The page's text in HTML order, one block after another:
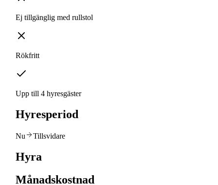
Ej tillgänglig med rullstol
Rökfritt
Upp till 4 hyresgäster
Hyresperiod
Nu Tillsvidare
Hyra
Månadskostnad